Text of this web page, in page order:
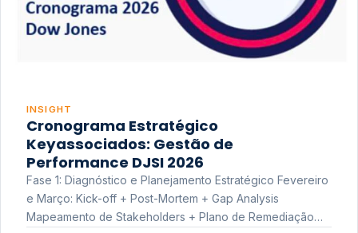
INSIGHT
Cronograma Estratégico
Keyassociados: Gestão de
Performance DJSI 2026
Fase 1: Diagnóstico e Planejamento Estratégico Fevereiro
e Março: Kick-off + Post-Mortem + Gap Analysis
Mapeamento de Stakeholders + Plano de Remediação